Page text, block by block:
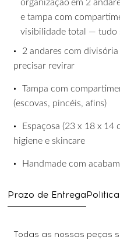
organização em 2
e tampa com
visibilidade total — tudo
• 2 andares com divisória
precisar revirar
• Tampa com
(escovas, pincéis, afins)
• Espaçosa (23 x 18 x 14
higiene e skincare
• Handmade com
Prazo de Entrega
Todas as nossas peças